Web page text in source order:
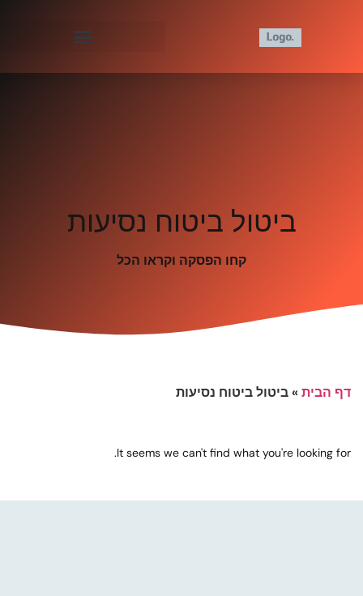
ביטול ביטוח נסיעות
קחו הפסקה וקראו הכל
דף הבית»ביטול ביטוח נסיעות
It seems we can't find what you're looking for.